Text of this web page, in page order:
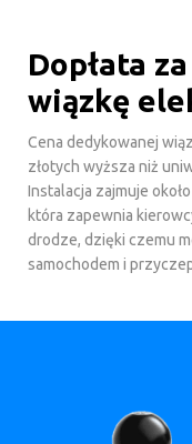
Dopłata
wiązkę
Cena dedykowanej
złotych wyższa niż
Instalacja zajmuje
która zapewnia
drodze, dzięki czemu
samochodem i